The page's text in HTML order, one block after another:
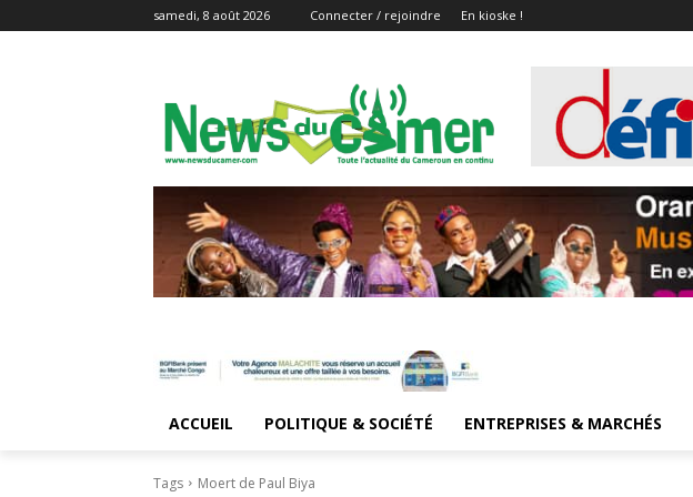
samedi, 8 août 2026 Connecter / rejoindre En kioske !
ACCUEIL POLITIQUE & SOCIÉTÉ ENTREPRISES & MARCHÉS
Tags Moert de Paul Biya